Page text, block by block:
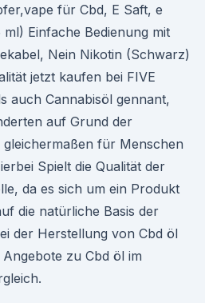
für Cbd, E Saft, e
Einfache Bedienung mit
Nein Nikotin (Schwarz)
jetzt kaufen bei FIVE
auch Cannabisöl gennant,
auf Grund der
für Menschen
Spielt die Qualität der
da es sich um ein Produkt
die natürliche Basis der
der Herstellung von Cbd öl
zu Cbd öl im